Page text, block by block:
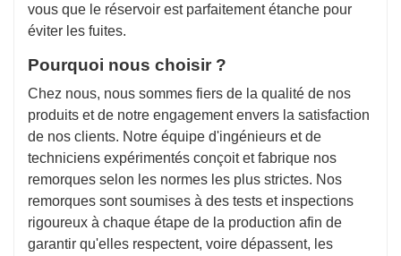
vous que le réservoir est parfaitement étanche pour
éviter les fuites.
Pourquoi nous choisir ?
Chez nous, nous sommes fiers de la qualité de nos
produits et de notre engagement envers la satisfaction
de nos clients. Notre équipe d'ingénieurs et de
techniciens expérimentés conçoit et fabrique nos
remorques selon les normes les plus strictes. Nos
remorques sont soumises à des tests et inspections
rigoureux à chaque étape de la production afin de
garantir qu'elles respectent, voire dépassent, les